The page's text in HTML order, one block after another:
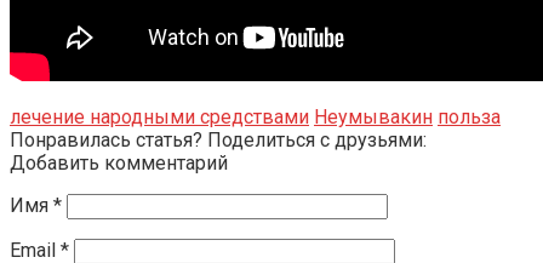
лечение народными средствами Неумывакин польза
Понравилась статья? Поделиться с друзьями:
Добавить комментарий
Имя *
Email *